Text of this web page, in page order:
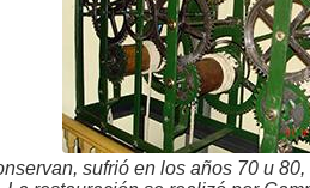
sufrió en los años 70 u